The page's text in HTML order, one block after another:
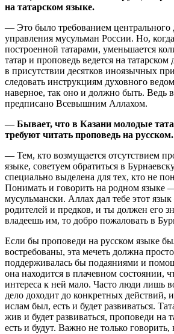
на татарском языке.
— Это было требованием центрального
управления мусульман России. Но,
построенной татарами, уменьшается
татар и проповедь ведется на татарском
в присутствии десятков иноязычных
следовать инструкциям духовного
наверное, так оно и должно быть. Ведь
предписано Всевышним Аллахом.
— Бывает, что в Казани молодые
требуют читать проповедь на русском.
— Тем, кто возмущается отсутствием
языке, советуем обратиться в
специально выделена для тех, кто не
Понимать и говорить на родном языке
мусульмански. Аллах дал тебе этот
родителей и предков, и ты должен его
владеешь им, то добро пожаловать в
Если бы проповеди на русском языке
востребованы, эта мечеть должна
поддерживалась бы подаяниями и
она находится в плачевном состоянии,
интереса к ней мало. Часто люди лишь
дело доходит до конкретных действий,
ислам был, есть и будет развиваться.
жив и будет развиваться, проповеди на
есть и будут. Важно не только